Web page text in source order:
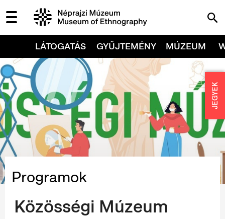
LÁTOGATÁS GYŰJTEMÉNY MÚZEUM
Programok
Közösségi Múzeum
JEGYEK